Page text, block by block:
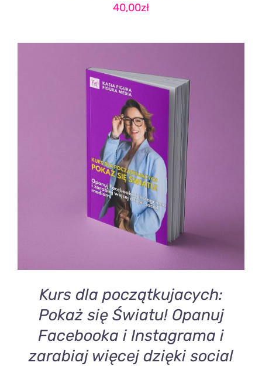
40,00zł
DODAJ DO KOSZYKA
Kurs dla początkujacych:
Pokaż się Światu! Opanuj
Facebooka i Instagrama i
zarabiaj więcej dzięki social